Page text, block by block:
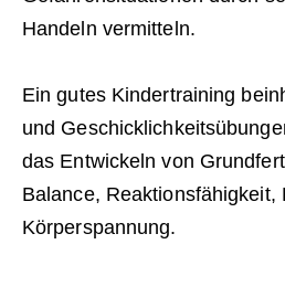
Handeln vermitteln.
Ein gutes Kindertraining
und
das Entwickeln von
Balance, Reaktionsfähigkeit,
Körperspannung.